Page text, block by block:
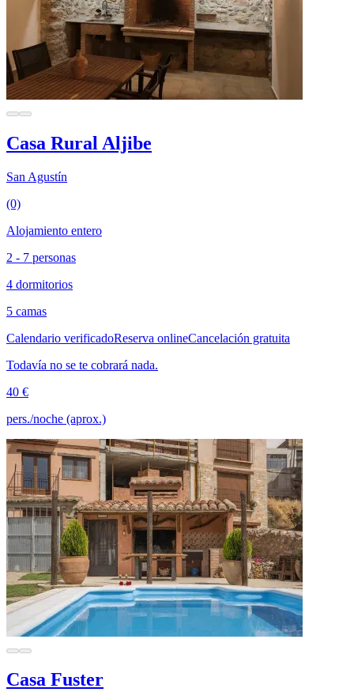
Casa Rural Aljibe
San Agustín
(0)
Alojamiento entero
2 - 7 personas
4 dormitorios
5 camas
Calendario verificadoReserva onlineCancelación gratuita
Todavía no se te cobrará nada.
40 €
pers./noche (aprox.)
Casa Fuster